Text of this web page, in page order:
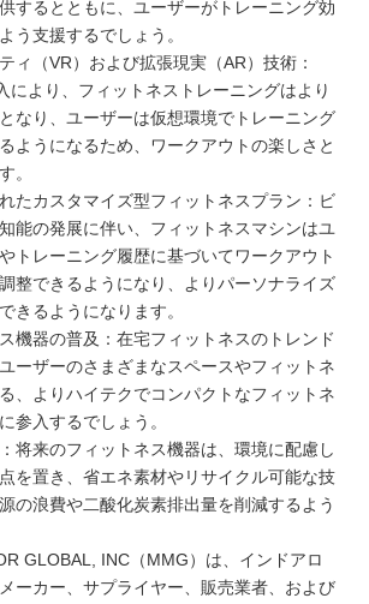
するとともに、ユーザーがトレーニング効
う支援するでしょう。
ィ（VR）および拡張現実（AR）技術：
により、フィットネストレーニングはより
なり、ユーザーは仮想環境でトレーニング
ようになるため、ワークアウトの楽しさと
。
たカスタマイズ型フィットネスプラン：ビ
能の発展に伴い、フィットネスマシンはユ
トレーニング履歴に基づいてワークアウト
整できるようになり、よりパーソナライズ
きるようになります。
機器の普及：在宅フィットネスのトレンド
ーザーのさまざまなスペースやフィットネ
、よりハイテクでコンパクトなフィットネ
参入するでしょう。
将来のフィットネス機器は、環境に配慮し
を置き、省エネ素材やリサイクル可能な技
の浪費や二酸化炭素排出量を削減するよう
GLOBAL, INC（MMG）は、インドアロ
ーカー、サプライヤー、販売業者、および